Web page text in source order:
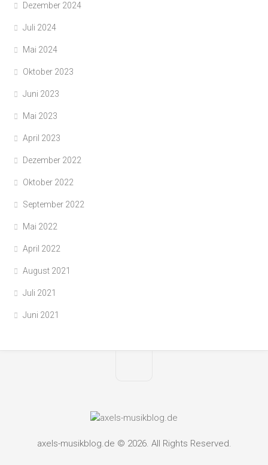
Dezember 2024
Juli 2024
Mai 2024
Oktober 2023
Juni 2023
Mai 2023
April 2023
Dezember 2022
Oktober 2022
September 2022
Mai 2022
April 2022
August 2021
Juli 2021
Juni 2021
axels-musikblog.de © 2026. All Rights Reserved.